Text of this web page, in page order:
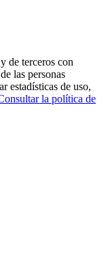
de terceros con
las personas
estadísticas de uso,
la política de